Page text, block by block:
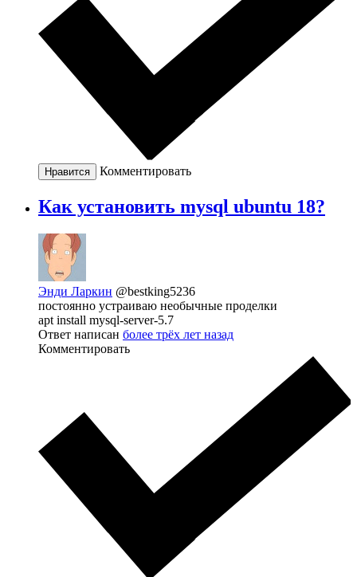
Нравится Комментировать
Как установить mysql ubuntu 18?
Энди Ларкин @bestking5236
постоянно устраиваю необычные проделки
apt install mysql-server-5.7
Ответ написан более трёх лет назад
Комментировать